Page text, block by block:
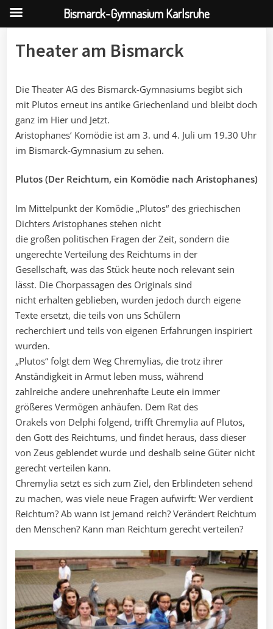
Theater am Bismarck
Die Theater AG des Bismarck-Gymnasiums begibt sich
mit Plutos erneut ins antike Griechenland und bleibt doch
ganz im Hier und Jetzt.
Aristophanes‘ Komödie ist am 3. und 4. Juli um 19.30 Uhr
im Bismarck-Gymnasium zu sehen.
Plutos (Der Reichtum, ein Komödie nach Aristophanes)
Im Mittelpunkt der Komödie „Plutos“ des griechischen
Dichters Aristophanes stehen nicht
die großen politischen Fragen der Zeit, sondern die
ungerechte Verteilung des Reichtums in der
Gesellschaft, was das Stück heute noch relevant sein
lässt. Die Chorpassagen des Originals sind
nicht erhalten geblieben, wurden jedoch durch eigene
Texte ersetzt, die teils von uns Schülern
recherchiert und teils von eigenen Erfahrungen inspiriert
wurden.
„Plutos“ folgt dem Weg Chremylias, die trotz ihrer
Anständigkeit in Armut leben muss, während
zahlreiche andere unehrenhafte Leute ein immer
größeres Vermögen anhäufen. Dem Rat des
Orakels von Delphi folgend, trifft Chremylia auf Plutos,
den Gott des Reichtums, und findet heraus, dass dieser
von Zeus geblendet wurde und deshalb seine Güter nicht
gerecht verteilen kann.
Chremylia setzt es sich zum Ziel, den Erblindeten sehend
zu machen, was viele neue Fragen aufwirft: Wer verdient
Reichtum? Ab wann ist jemand reich? Verändert Reichtum
den Menschen? Kann man Reichtum gerecht verteilen?
Bismarck-Gymnasium Karlsruhe